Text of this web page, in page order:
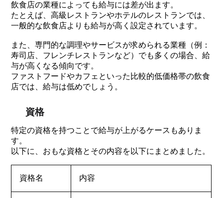
飲食店の業種によっても給与には差が出ます。
たとえば、高級レストランやホテルのレストランでは、
一般的な飲食店よりも給与が高く設定されています。
また、専門的な調理やサービスが求められる業種（例：
寿司店、フレンチレストランなど）でも多くの場合、給
与が高くなる傾向です。
ファストフードやカフェといった比較的低価格帯の飲食
店では、給与は低めでしょう。
資格
特定の資格を持つことで給与が上がるケースもありま
す。
以下に、おもな資格とその内容を以下にまとめました。
資格名 内容